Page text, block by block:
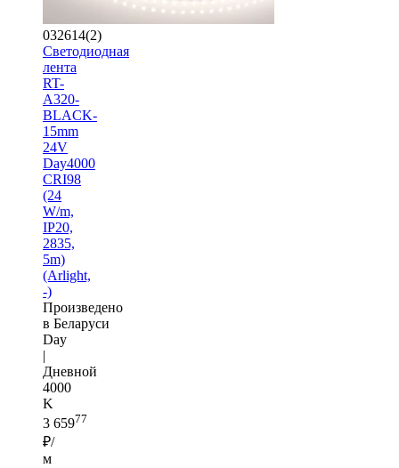
032614(2)
Светодиодная
лента
RT-
A320-
BLACK-
15mm
24V
Day4000
CRI98
(24
W/m,
IP20,
2835,
5m)
(Arlight,
-)
Произведено
в Беларуси
Day
|
Дневной
4000
K
3 65977
₽/
м